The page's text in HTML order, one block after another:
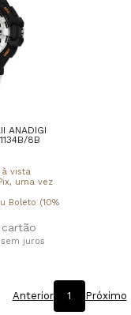
ANADIGI
8B
à vista
uma vez
Boleto (10%
sem juros
Anterior 1 Próximo